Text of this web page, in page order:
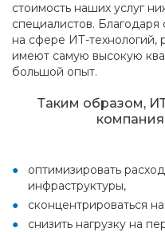
стоимость наших услуг
специалистов.
на сфере ИТ-
имеют самую высокую
большой опыт.
Таким образом,
оптимизировать
инфраструктуры,
сконцентрироваться
снизить нагрузку на